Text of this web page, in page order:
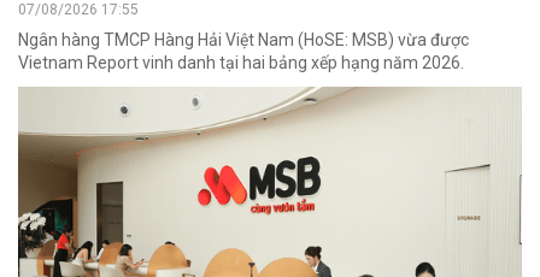
07/08/2026 17:55
Ngân hàng TMCP Hàng Hải Việt Nam (HoSE: MSB) vừa được
Vietnam Report vinh danh tại hai bảng xếp hạng năm 2026.